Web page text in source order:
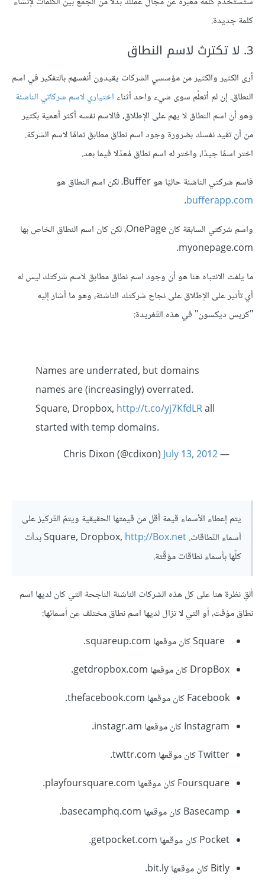
كلمة جديدة.
3. لا تكترث لاسم النطاق
أرى الكثير والكثير من مؤسسي الشركات يقيدون أنفسهم بالتفكير في اسم
النطاق. إن لم أتعلّم سوى شيء واحد أثناء اختياري لاسم شركاتي الناشئة
وهو أن اسم النطاق لا يهم على الإطلاق، فالاسم نفسه أكثر أهمية بكثير
من أن تقيد نفسك بضرورة وجود اسم نطاق مطابق تمامًا لاسم الشركة.
اختر اسمًا جيدًا، واختر له اسم نطاق مُعدّلا فيما بعد.
فاسم شركتي الناشئة حاليًا هو Buffer، لكن اسم النطاق هو
bufferapp.com
.
واسم شركتي السابقة كان OnePage، لكن كان اسم النطاق الخاص بها
myonepage.com.
ما يلفت الانتباه هنا هو أن وجود اسم نطاق مطابق لاسم شركتك ليس له
أي تأثير على الإطلاق على نجاح شركتك الناشئة، وهو ما أشار إليه
"كريس ديكسون" في هذه التّغريدة:
Names are underrated, but domains
names are (increasingly) overrated.
Square, Dropbox, http://t.co/yj7KfdLRall
started with temp domains.
— Chris Dixon (@cdixon)
July 13, 2012
يتم إعطاء الأسماء قيمة أقل من قيمتها الحقيقية ويتمّ التّركيز على
أسماء النّطاقات. Square, Dropbox,http://Box.net
بدأت
كلّها بأسماء نطاقات مؤقّتة.
ألقِ نظرة هنا على كل هذه الشركات الناشئة الناجحة التي كان لديها اسم
نطاق مؤقت، أو التي لا تزال لديها اسم نطاق مختلف عن أسمائها:
DropBox كان موقعها getdropbox.com.
Facebook كان موقعها thefacebook.com.
Instagram كان موقعها instagr.am.
Twitter كان موقعها twttr.com.
Foursquare كان موقعها playfoursquare.com.
Basecamp كان موقعها basecamphq.com.
Pocket كان موقعها getpocket.com.
Bitly كان موقعها bit.ly.